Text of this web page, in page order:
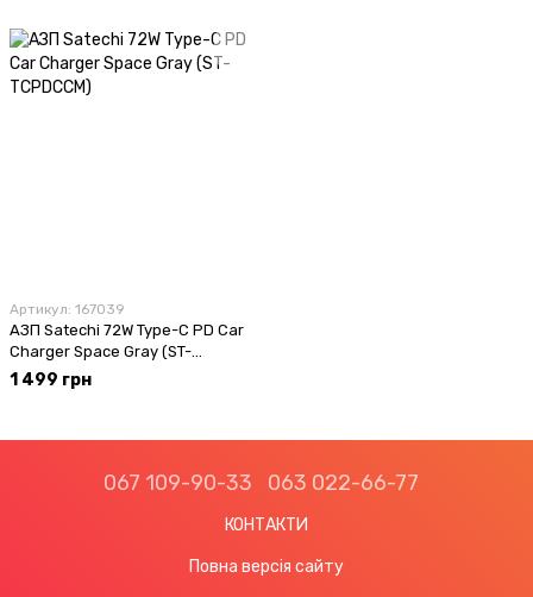
Артикул: 167039
АЗП Satechi 72W Type-C PD Car
Charger Space Gray (ST-
TCPDCCM)
1 499 грн
067 109-90-33 063 022-66-77
КОНТАКТИ
Повна версія сайту